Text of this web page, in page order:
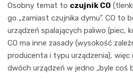
Osobny temat to czujnik CO
go „zamiast czujnika dymu”. CO to
urządzeń spalających paliwo (piec,
CO ma inne zasady (wysokość
producenta i typu urządzenia),
dwóch urządzeń w jedno „byle coś